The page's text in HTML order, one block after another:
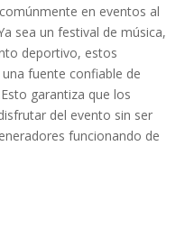
en eventos al
sea un festival de música,
deportivo, estos
fuente confiable de
garantiza que los
del evento sin ser
funcionando de